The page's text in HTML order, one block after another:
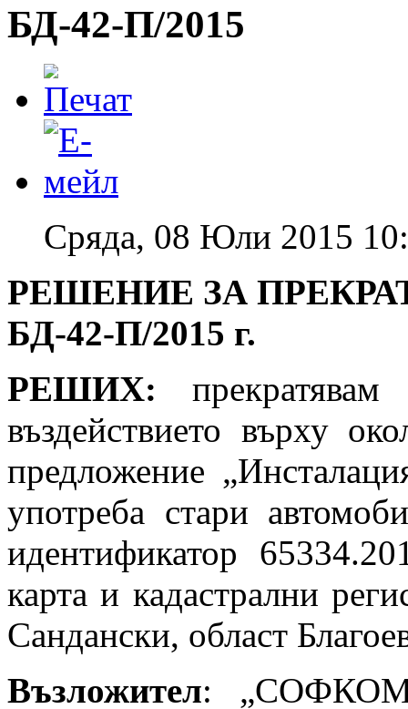
БД-42-П/2015
Сряда, 08 Юли 2015
РЕШЕНИЕ ЗА
БД-42-П/2015 г.
РЕШИХ:
въздействието върху
предложение
употреба стари
идентификатор
карта и кадастрални
Сандански, област
Възложител: